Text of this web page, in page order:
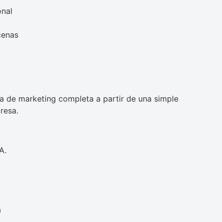
de marketing completa a partir de una simple